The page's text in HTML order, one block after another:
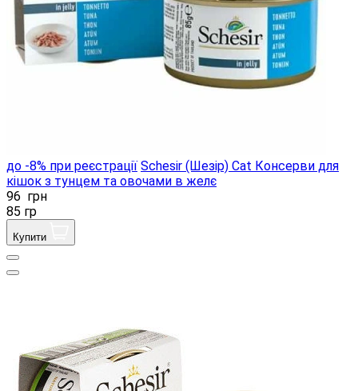
до -8% при реєстрації Schesir (Шезір) Cat Консерви для
кішок з тунцем та овочами в желє
96 грн
85 гр
Купити